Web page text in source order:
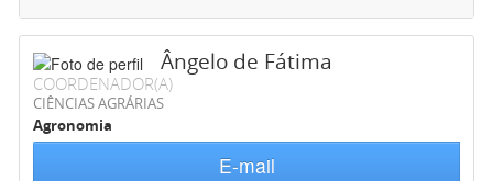
Ângelo de Fátima
COORDENADOR(A)
CIÊNCIAS AGRÁRIAS
Agronomia
E-mail